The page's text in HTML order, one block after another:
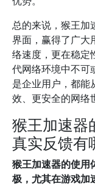
总的来说，猴王加
界面，赢得了广大
络速度，更在稳定
代网络环境中不可
是企业用户，都能
效、更安全的网络
猴王加速器
真实反馈有
猴王加速器的使用
极，尤其在游戏加